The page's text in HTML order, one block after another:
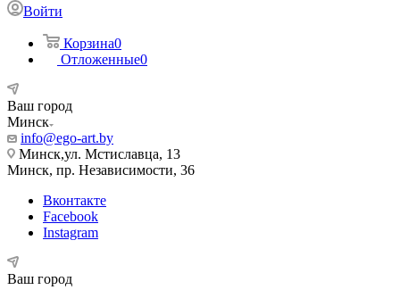
Войти
Корзина0
Отложенные0
Ваш город
Минск
info@ego-art.by
Минск,ул. Мстиславца, 13
Минск, пр. Независимости, 36
Вконтакте
Facebook
Instagram
Ваш город